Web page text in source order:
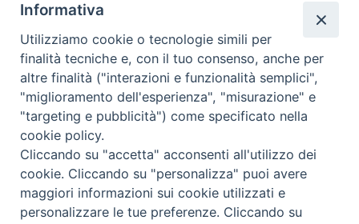
Le Diocesi della Campania
in pellegrinaggio per la cura
della Casa Comune
Funerali di Papa Francesco, il
Vescovo: “tracciata la strada
da intraprendere”
Diocesi di Alife-Caiazzo
Via Angelo Scorciarini Coppola, 234
Informativa
Utilizziamo cookie o tecnologie simili per
finalità tecniche e, con il tuo consenso, anche per
altre finalità ("interazioni e funzionalità semplici",
"miglioramento dell'esperienza", "misurazione" e
"targeting e pubblicità") come specificato nella
cookie policy.
Cliccando su "accetta" acconsenti all'utilizzo dei
cookie. Cliccando su "personalizza" puoi avere
maggiori informazioni sui cookie utilizzati e
personalizzare le tue preferenze. Cliccando su